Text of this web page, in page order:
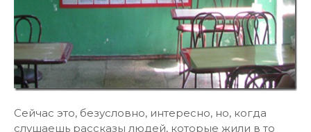
Сейчас это, безусловно, интересно, но, когда
слушаешь рассказы людей, которые жили в то